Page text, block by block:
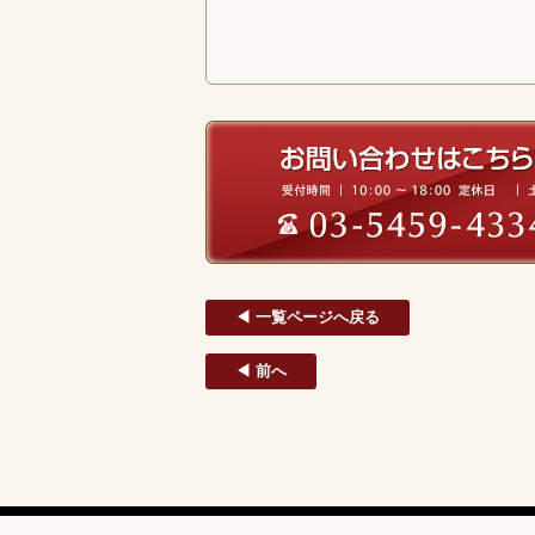
◀ 一覧ページへ戻る
◀ 前へ